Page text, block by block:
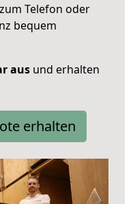
Telefon oder
bequem
aus und erhalten
erhalten